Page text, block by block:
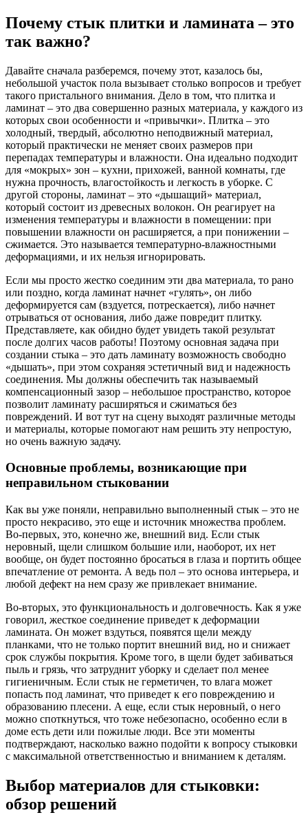
Почему стык плитки и ламината – это
так важно?
Давайте сначала разберемся, почему этот, казалось бы,
небольшой участок пола вызывает столько вопросов и требует
такого пристального внимания. Дело в том, что плитка и
ламинат – это два совершенно разных материала, у каждого из
которых свои особенности и «привычки». Плитка – это
холодный, твердый, абсолютно неподвижный материал,
который практически не меняет своих размеров при
перепадах температуры и влажности. Она идеально подходит
для «мокрых» зон – кухни, прихожей, ванной комнаты, где
нужна прочность, влагостойкость и легкость в уборке. С
другой стороны, ламинат – это «дышащий» материал,
который состоит из древесных волокон. Он реагирует на
изменения температуры и влажности в помещении: при
повышении влажности он расширяется, а при понижении –
сжимается. Это называется температурно-влажностными
деформациями, и их нельзя игнорировать.
Если мы просто жестко соединим эти два материала, то рано
или поздно, когда ламинат начнет «гулять», он либо
деформируется сам (вздуется, потрескается), либо начнет
отрываться от основания, либо даже повредит плитку.
Представляете, как обидно будет увидеть такой результат
после долгих часов работы! Поэтому основная задача при
создании стыка – это дать ламинату возможность свободно
«дышать», при этом сохраняя эстетичный вид и надежность
соединения. Мы должны обеспечить так называемый
компенсационный зазор – небольшое пространство, которое
позволит ламинату расширяться и сжиматься без
повреждений. И вот тут на сцену выходят различные методы
и материалы, которые помогают нам решить эту непростую,
но очень важную задачу.
Основные проблемы, возникающие при
неправильном стыковании
Как вы уже поняли, неправильно выполненный стык – это не
просто некрасиво, это еще и источник множества проблем.
Во-первых, это, конечно же, внешний вид. Если стык
неровный, щели слишком большие или, наоборот, их нет
вообще, он будет постоянно бросаться в глаза и портить общее
впечатление от ремонта. А ведь пол – это основа интерьера, и
любой дефект на нем сразу же привлекает внимание.
Во-вторых, это функциональность и долговечность. Как я уже
говорил, жесткое соединение приведет к деформации
ламината. Он может вздуться, появятся щели между
планками, что не только портит внешний вид, но и снижает
срок службы покрытия. Кроме того, в щели будет забиваться
пыль и грязь, что затруднит уборку и сделает пол менее
гигиеничным. Если стык не герметичен, то влага может
попасть под ламинат, что приведет к его повреждению и
образованию плесени. А еще, если стык неровный, о него
можно споткнуться, что тоже небезопасно, особенно если в
доме есть дети или пожилые люди. Все эти моменты
подтверждают, насколько важно подойти к вопросу стыковки
с максимальной ответственностью и вниманием к деталям.
Выбор материалов для стыковки:
обзор решений